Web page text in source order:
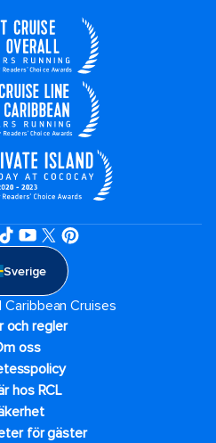
Sverige
Cruises
och regler
oss
hos RCL
för gäster